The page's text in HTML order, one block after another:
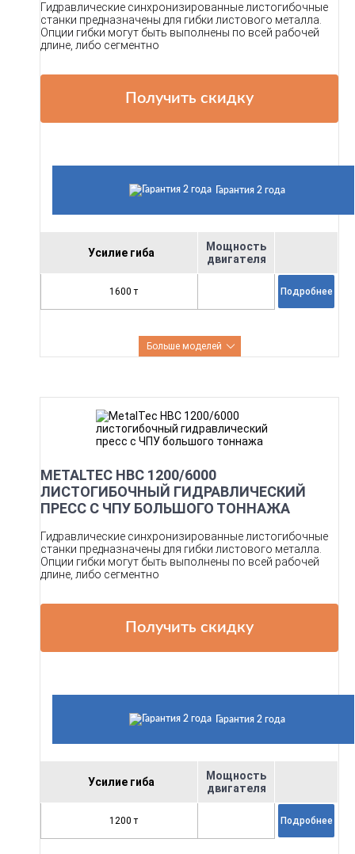
Гидравлические синхронизированные листогибочные
станки предназначены для гибки листового металла.
Опции гибки могут быть выполнены по всей рабочей
длине, либо сегментно
Получить скидку
Гарантия 2 года
Усилие гиба
Мощность
двигателя
1600 т Подробнее
Больше моделей
METALTEC HBC 1200/6000
ЛИСТОГИБОЧНЫЙ ГИДРАВЛИЧЕСКИЙ
ПРЕСС С ЧПУ БОЛЬШОГО ТОННАЖА
Гидравлические синхронизированные листогибочные
станки предназначены для гибки листового металла.
Опции гибки могут быть выполнены по всей рабочей
длине, либо сегментно
Получить скидку
Гарантия 2 года
Усилие гиба
Мощность
двигателя
1200 т Подробнее